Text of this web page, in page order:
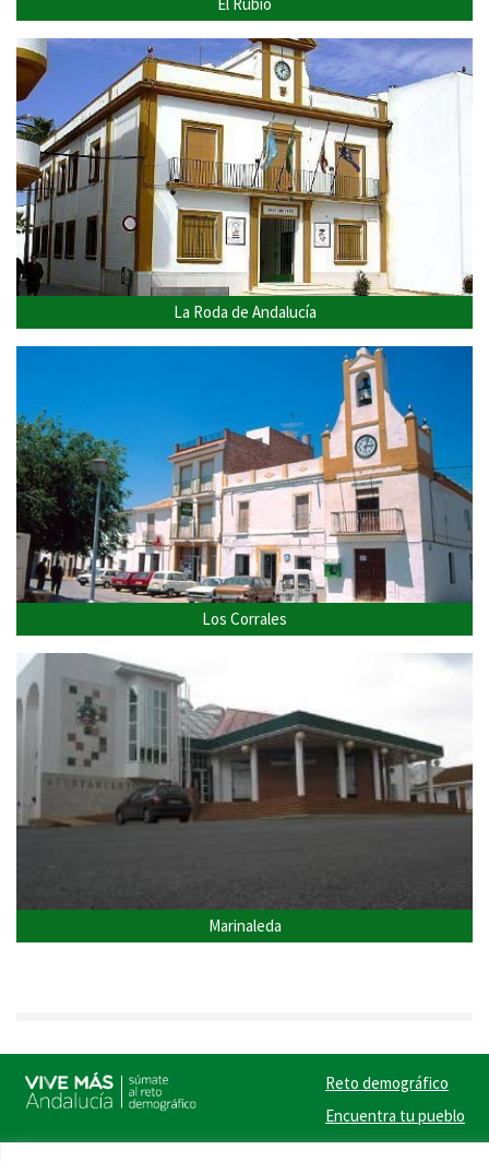
El Rubio
La Roda de Andalucía
Los Corrales
Marinaleda
Reto demográfico
Encuentra tu pueblo
Experiencias